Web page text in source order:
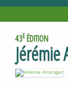
43E ÉDITION
Jérémie